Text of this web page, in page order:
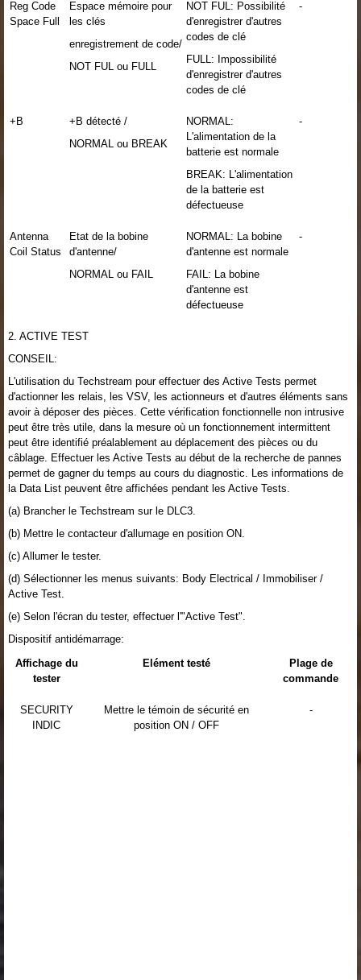
Reg Code
Space Full
Espace mémoire pour
les clés
enregistrement de code/
NOT FUL ou FULL
NOT FUL: Possibilité
d'enregistrer d'autres
codes de clé
FULL: Impossibilité
d'enregistrer d'autres
codes de clé
-
+B
+B détecté /
NORMAL ou BREAK
NORMAL:
L'alimentation de la
batterie est normale
BREAK: L'alimentation
de la batterie est
défectueuse
-
Antenna
Coil Status
Etat de la bobine
d'antenne/
NORMAL ou FAIL
NORMAL: La bobine
d'antenne est normale
FAIL: La bobine
d'antenne est
défectueuse
-
2. ACTIVE TEST
CONSEIL:
L'utilisation du Techstream pour effectuer des Active Tests permet
d'actionner les relais, les VSV, les actionneurs et d'autres éléments sans
avoir à déposer des pièces. Cette vérification fonctionnelle non intrusive
peut être très utile, dans la mesure où un fonctionnement intermittent
peut être identifié préalablement au déplacement des pièces ou du
câblage. Effectuer les Active Tests au début de la recherche de pannes
permet de gagner du temps au cours du diagnostic. Les informations de
la Data List peuvent être affichées pendant les Active Tests.
(a) Brancher le Techstream sur le DLC3.
(b) Mettre le contacteur d'allumage en position ON.
(c) Allumer le tester.
(d) Sélectionner les menus suivants: Body Electrical / Immobiliser /
Active Test.
(e) Selon l'écran du tester, effectuer l'"Active Test".
Dispositif antidémarrage:
Affichage du
tester
Elément testé
Plage de
commande
SECURITY
INDIC
Mettre le témoin de sécurité en
position ON / OFF
-